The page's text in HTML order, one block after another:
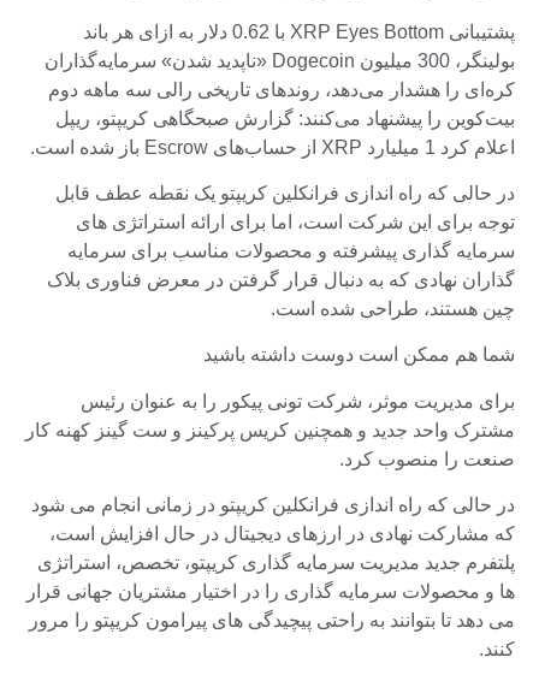
پشتیبانی XRP Eyes Bottom با 0.62 دلار به ازای هر باند
بولینگر، 300 میلیون Dogecoin «ناپدید شدن» سرمایه‌گذاران
کره‌ای را هشدار می‌دهد، روندهای تاریخی رالی سه ماهه دوم
بیت‌کوین را پیشنهاد می‌کنند: گزارش صبحگاهی کریپتو، ریپل
اعلام کرد 1 میلیارد XRP از حساب‌های Escrow باز شده است.
در حالی که راه اندازی فرانکلین کریپتو یک نقطه عطف قابل
توجه برای این شرکت است، اما برای ارائه استراتژی های
سرمایه گذاری پیشرفته و محصولات مناسب برای سرمایه
گذاران نهادی که به دنبال قرار گرفتن در معرض فناوری بلاک
چین هستند، طراحی شده است.
شما هم ممکن است دوست داشته باشید
برای مدیریت موثر، شرکت تونی پیکور را به عنوان رئیس
مشترک واحد جدید و همچنین کریس پرکینز و ست گینز کهنه کار
صنعت را منصوب کرد.
در حالی که راه اندازی فرانکلین کریپتو در زمانی انجام می شود
که مشارکت نهادی در ارزهای دیجیتال در حال افزایش است،
پلتفرم جدید مدیریت سرمایه گذاری کریپتو، تخصص، استراتژی
ها و محصولات سرمایه گذاری را در اختیار مشتریان جهانی قرار
می دهد تا بتوانند به راحتی پیچیدگی های پیرامون کریپتو را مرور
کنند.